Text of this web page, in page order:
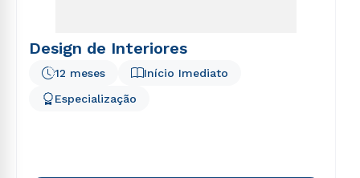
Design de Interiores
Início Imediato
12 meses
Especialização